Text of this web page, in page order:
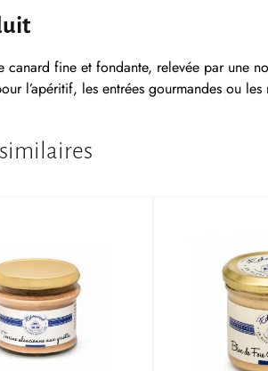
canard fine et fondante, relevée par une
l’apéritif, les entrées gourmandes ou les